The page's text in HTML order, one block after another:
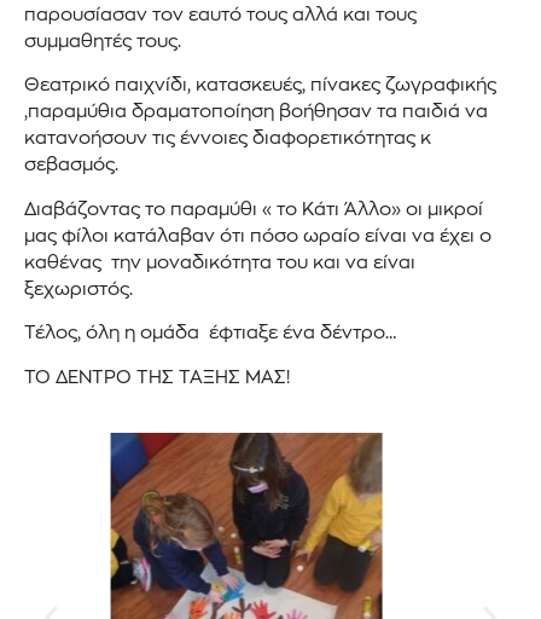
παρουσίασαν τον εαυτό τους αλλά και τους
συμμαθητές τους.
Θεατρικό παιχνίδι, κατασκευές, πίνακες ζωγραφικής
,παραμύθια δραματοποίηση βοήθησαν τα παιδιά να
κατανοήσουν τις έννοιες διαφορετικότητας κ
σεβασμός.
Διαβάζοντας το παραμύθι « το Κάτι Άλλο» οι μικροί
μας φίλοι κατάλαβαν ότι πόσο ωραίο είναι να έχει ο
καθένας την μοναδικότητα του και να είναι
ξεχωριστός.
Τέλος, όλη η ομάδα έφτιαξε ένα δέντρο…
ΤΟ ΔΕΝΤΡΟ ΤΗΣ ΤΑΞΗΣ ΜΑΣ!